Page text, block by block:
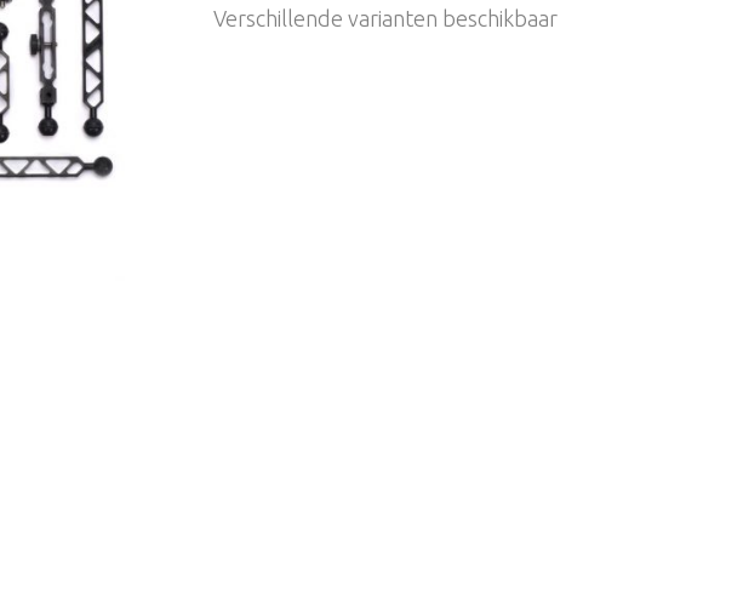
Verschillende varianten beschikbaar